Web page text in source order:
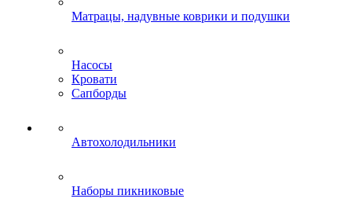
Матрацы, надувные коврики и подушки
Насосы
Кровати
Сапборды
Автохолодильники
Наборы пикниковые